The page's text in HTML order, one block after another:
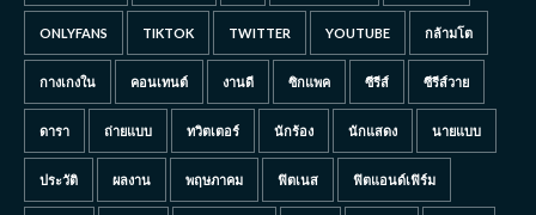
ONLYFANS TIKTOK TWITTER YOUTUBE กล้ามโต
กางเกงใน คอนเทนต์ งานดี ซิกแพค ซีรีส์ ซีรีส์วาย
ดารา ถ่ายแบบ ทวิตเตอร์ นักร้อง นักแสดง นายแบบ
ประวัติ ผลงาน พฤษภาคม ฟิตเนส ฟิตแอนด์เฟิร์ม